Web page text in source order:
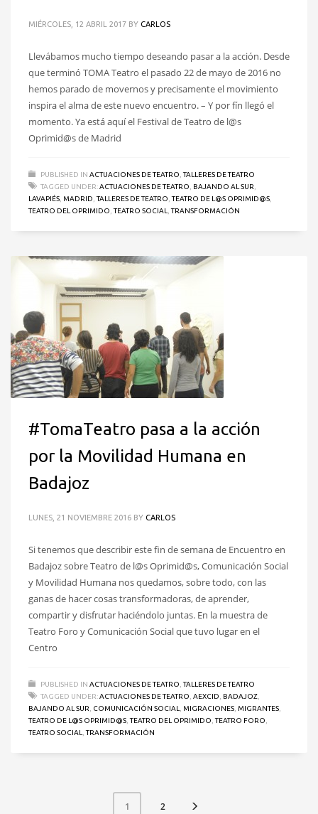
MIÉRCOLES, 12 ABRIL 2017 BY CARLOS
Llevábamos mucho tiempo deseando pasar a la acción. Desde
que terminó TOMA Teatro el pasado 22 de mayo de 2016 no
hemos parado de movernos y precisamente el movimiento
inspira el alma de este nuevo encuentro. – Y por fín llegó el
momento. Ya está aquí el Festival de Teatro de l@s
Oprimid@s de Madrid
PUBLISHED IN ACTUACIONES DE TEATRO ,TALLERES DE TEATRO
TAGGED UNDER:ACTUACIONES DE TEATRO BAJANDO AL SUR
LAVAPIÉS MADRID ,TALLERES DE TEATRO ,TEATRO DE L@S OPRIMID@S
TEATRO DEL OPRIMIDO ,TEATRO SOCIAL ,TRANSFORMACIÓN
#TomaTeatro pasa a la acción
por la Movilidad Humana en
Badajoz
LUNES, 21 NOVIEMBRE 2016 BY CARLOS
Si tenemos que describir este fin de semana de Encuentro en
Badajoz sobre Teatro de l@s Oprimid@s, Comunicación Social
y Movilidad Humana nos quedamos, sobre todo, con las
ganas de hacer cosas transformadoras, de aprender,
compartir y disfrutar haciéndolo juntas. En la muestra de
Teatro Foro y Comunicación Social que tuvo lugar en el
Centro
PUBLISHED IN ACTUACIONES DE TEATRO ,TALLERES DE TEATRO
TAGGED UNDER:ACTUACIONES DE TEATRO AEXCID BADAJOZ
BAJANDO AL SUR
COMUNICACIÓN SOCIAL MIGRACIONES MIGRANTES
TEATRO DE L@S OPRIMID@S ,TEATRO DEL OPRIMIDO ,TEATRO FORO
TEATRO SOCIAL
,TRANSFORMACIÓN
1 2